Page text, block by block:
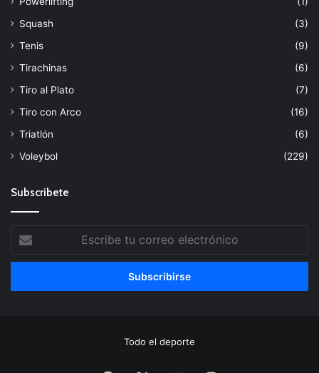
Squash
(3)
Tenis
(9)
Tirachinas
(6)
Tiro al Plato
(7)
Tiro con Arco
(16)
Triatlón
(6)
Voleybol
(229)
Subscribete
tu
correo
Todo el deporte